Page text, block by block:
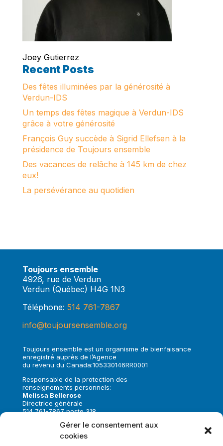
Gérer le consentement aux
cookies
Joey Gutierrez
Recent Posts
Des fêtes illuminées par la générosité à
Verdun-IDS
Un temps des fêtes magique à Verdun-IDS
grâce à votre générosité
François Guy succède à Sigrid Ellefsen à la
présidence de Toujours ensemble
Des vacances de relâche à 145 km de chez
eux!
La persévérance au quotidien
Toujours ensemble
4926, rue de Verdun
Verdun (Québec) H4G 1N3
Téléphone: 514 761-7867
info@toujoursensemble.org
Toujours ensemble est un organisme de bienfaisance
enregistré auprès de l’Agence
du revenu du Canada:105330146RR0001
Responsable de la protection des
renseignements personnels:
Melissa Bellerose
Directrice générale
514 761-7867 poste 318